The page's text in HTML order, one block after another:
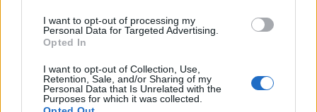
I want to opt-out of processing my
Personal Data for Targeted Advertising.
Opted In
I want to opt-out of Collection, Use,
Retention, Sale, and/or Sharing of my
Personal Data that Is Unrelated with the
Purposes for which it was collected.
elaviso legal.
Unirme
Información sobre la protección de datos: